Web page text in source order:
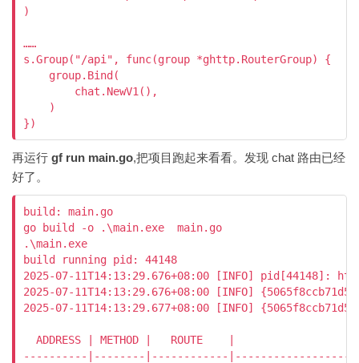
)
……
s.Group("/api", func(group *ghttp.RouterGroup) {
    group.Bind(
        chat.NewV1(),
    )
})
再运行 gf run main.go,把项目跑起来看看。发现 chat 路由已经
好了。
build: main.go
go build -o .\main.exe  main.go
.\main.exe
build running pid: 44148
2025-07-11T14:13:29.676+08:00 [INFO]
2025-07-11T14:13:29.676+08:00 [INFO]
2025-07-11T14:13:29.677+08:00 [INFO]
ADDRESS | METHOD |   ROUTE    |
----------|--------|------------